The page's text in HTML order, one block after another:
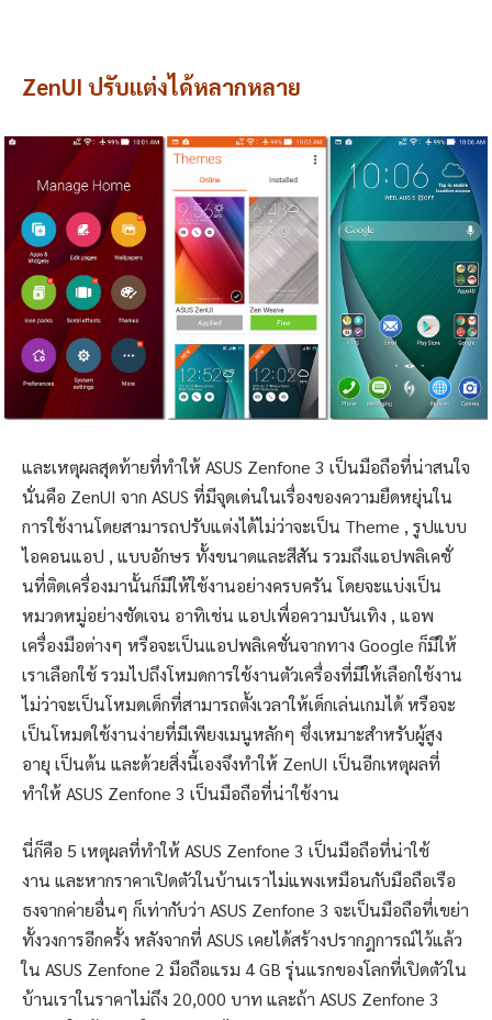
ZenUI ปรับแต่งได้หลากหลาย
และเหตุผลสุดท้ายที่ทำให้ ASUS Zenfone 3 เป็นมือถือที่น่าสนใจ
นั่นคือ ZenUI จาก ASUS ที่มีจุดเด่นในเรื่องของความยืดหยุ่นใน
การใช้งานโดยสามารถปรับแต่งได้ไม่ว่าจะเป็น Theme , รูปแบบ
ไอคอนแอป , แบบอักษร ทั้งขนาดและสีสัน รวมถึงแอปพลิเคชั่
นที่ติดเครื่องมานั้นก็มีให้ใช้งานอย่างครบครัน โดยจะแบ่งเป็น
หมวดหมู่อย่างชัดเจน อาทิเช่น แอปเพื่อความบันเทิง , แอพ
เครื่องมือต่างๆ หรือจะเป็นแอปพลิเคชั่นจากทาง Google ก็มีให้
เราเลือกใช้ รวมไปถึงโหมดการใช้งานตัวเครื่องที่มีให้เลือกใช้งาน
ไม่ว่าจะเป็นโหมดเด็กที่สามารถตั้งเวลาให้เด็กเล่นเกมได้ หรือจะ
เป็นโหมดใช้งานง่ายที่มีเพียงเมนูหลักๆ ซึ่งเหมาะสำหรับผู้สูง
อายุ เป็นต้น และด้วยสิ่งนี้เองจึงทำให้ ZenUI เป็นอีกเหตุผลที่
ทำให้ ASUS Zenfone 3 เป็นมือถือที่น่าใช้งาน
นี่ก็คือ 5 เหตุผลที่ทำให้ ASUS Zenfone 3 เป็นมือถือที่น่าใช้
งาน และหากราคาเปิดตัวในบ้านเราไม่แพงเหมือนกับมือถือเรือ
ธงจากค่ายอื่นๆ ก็เท่ากับว่า ASUS Zenfone 3 จะเป็นมือถือที่เขย่า
ทั้งวงการอีกครั้ง หลังจากที่ ASUS เคยได้สร้างปรากฎการณ์ไว้แล้ว
ใน ASUS Zenfone 2 มือถือแรม 4 GB รุ่นแรกของโลกที่เปิดตัวใน
บ้านเราในราคาไม่ถึง 20,000 บาท และถ้า ASUS Zenfone 3